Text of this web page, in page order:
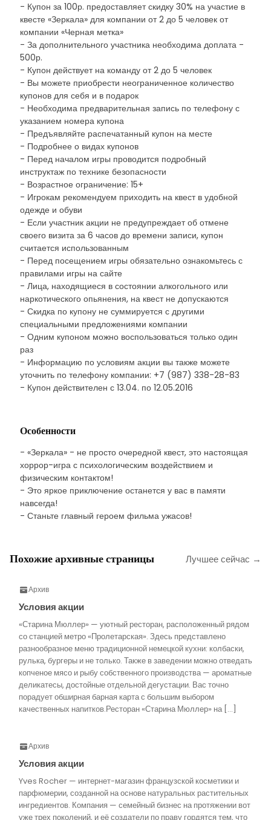
- Купон за 100р. предоставляет скидку 30% на участие в
квесте «Зеркала» для компании от 2 до 5 человек от
компании «Черная метка»
- За дополнительного участника необходима доплата -
500р.
- Купон действует на команду от 2 до 5 человек
- Вы можете приобрести неограниченное количество
купонов для себя и в подарок
- Необходима предварительная запись по телефону с
указанием номера купона
- Предъявляйте распечатанный купон на месте
- Подробнее о видах купонов
- Перед началом игры проводится подробный
инструктаж по технике безопасности
- Возрастное ограничение: 15+
- Игрокам рекомендуем приходить на квест в удобной
одежде и обуви
- Если участник акции не предупреждает об отмене
своего визита за 6 часов до времени записи, купон
считается использованным
- Перед посещением игры обязательно ознакомьтесь с
правилами игры на сайте
- Лица, находящиеся в состоянии алкогольного или
наркотического опьянения, на квест не допускаются
- Скидка по купону не суммируется с другими
специальными предложениями компании
- Одним купоном можно воспользоваться только один
раз
- Информацию по условиям акции вы также можете
уточнить по телефону компании: +7 (987) 338-28-83
- Купон действителен с 13.04. по 12.05.2016
Особенности
- «Зеркала» - не просто очередной квест, это настоящая
хоррор-игра с психологическим воздействием и
физическим контактом!
- Это яркое приключение останется у вас в памяти
навсегда!
- Станьте главный героем фильма ужасов!
Похожие архивные страницы Лучшее сейчас →
Архив
Условия акции
«Старина Мюллер» — уютный ресторан, расположенный рядом
со станцией метро «Пролетарская». Здесь представлено
разнообразное меню традиционной немецкой кухни: колбаски,
рулька, бургеры и не только. Также в заведении можно отведать
копченое мясо и рыбу собственного производства — ароматные
деликатесы, достойные отдельной дегустации. Вас точно
порадует обширная барная карта с большим выбором
качественных напитков.Ресторан «Старина Мюллер» на […]
Архив
Условия акции
Yves Rocher — интернет-магазин французской косметики и
парфюмерии, созданной на основе натуральных растительных
ингредиентов. Компания — семейный бизнес на протяжении вот
уже трех поколений, и её создатели по праву гордятся тем, что